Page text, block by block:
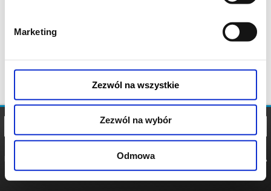
Marketing
Zezwól na wszystkie
Zezwól na wybór
Odmowa
POLITYKA
POLITYKA